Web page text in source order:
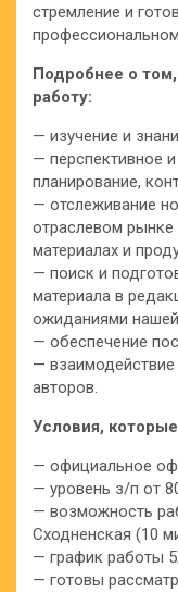
стремление и
Подробнее о
работу:
— изучение и
— перспективное
планирование,
— отслеживание
отраслевом
материалах и
— поиск и
материала в
ожиданиями
— обеспечение
—
авторов.
Условия,
— официальное
— уровень з/п от
— возможность
Сходненская (10
— график работы
— готовы